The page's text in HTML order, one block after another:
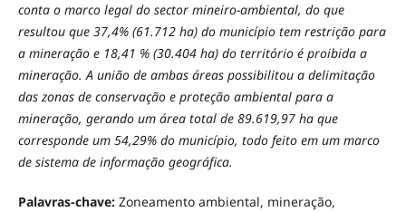
conta o marco legal do sector mineiro-ambiental, do que
resultou que 37,4% (61.712 ha) do município tem restrição para
a mineração e 18,41 % (30.404 ha) do território é proibida a
mineração. A união de ambas áreas possibilitou a delimitação
das zonas de conservação e proteção ambiental para a
mineração, gerando um área total de 89.619,97 ha que
corresponde um 54,29% do município, todo feito em um marco
de sistema de informação geográfica.
Palavras-chave: Zoneamento ambiental, mineração,